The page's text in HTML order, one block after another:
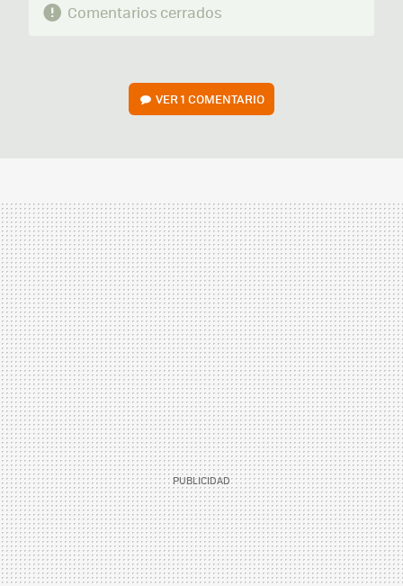
Comentarios cerrados
VER1 COMENTARIO